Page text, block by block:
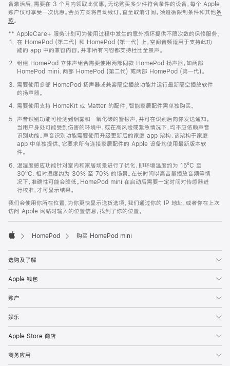
备激活后，需要在 3 个月内领取此优惠。无论购买多少件符合条件的设备，每个 Apple
账户仅可享受一次优惠。会员方案将自动续订，直至取消订阅。须遵循限制条件和其他条
款。
窗
口
中
打
开)
** AppleCare+ 服务计划可为使用过程中发生的意外损坏提供不限次数的保修服务。
在 HomePod (第二代) 和 HomePod (第一代) 上，空间音频适用于支持此功
能的 app 中的兼容内容。并非所有内容都支持杜比全景声。
组建 HomePod 立体声组合需要使用两部同款 HomePod 扬声器，如两部
HomePod mini、两部 HomePod (第二代) 或两部 HomePod (第一代)。
需要使用多部 HomePod 扬声器或兼容隔空播放功能并运行最新隔空播放软件
的扬声器。
需要使用支持 HomeKit 或 Matter 的配件。智能家居配件需单独购买。
声音识别功能可检测到烟雾和一氧化碳的警报声，并可在识别后向你发送通知。
当用户身处可能受到伤害的环境中，或在高风险或紧急情况下，均不应依赖声音
识别功能。声音识别功能需要使用升级更新后的家庭 app 架构，该架构于家庭
app 中单独提供。它要求所有连接家居配件的 Apple 设备均使用最新版本软
件。
温湿度感应功能针对室内和家居场景进行了优化，即环境温度约为 15ºC 至
30ºC、相对湿度约为 30% 至 70% 的场景。在长时间以高音量播放音频等情
况下，准确性可能会降低。HomePod mini 在启动后需要一定时间对传感器进
行校准，才可显示结果。
我们会使用你所在位置，为你更快显示送货选项。我们通过你的 IP 地址，或者你在上次
访问 Apple 网站时输入的位置信息，找到了你的位置。
HomePod 购买 HomePod mini
选购及了解
Apple 钱包
账户
娱乐
Apple Store 商店
商务应用